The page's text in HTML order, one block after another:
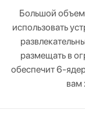
Большой
использовать
размещать в
обеспечит 6-
вам